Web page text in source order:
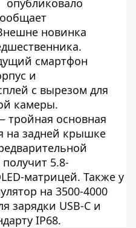
опубликовало
новинка
смартфон
и
с вырезом для
камеры.
тройная основная
на задней крышке
5.8-
матрицей. Также у
на 3500-4000
зарядки USB-C и
IP68.